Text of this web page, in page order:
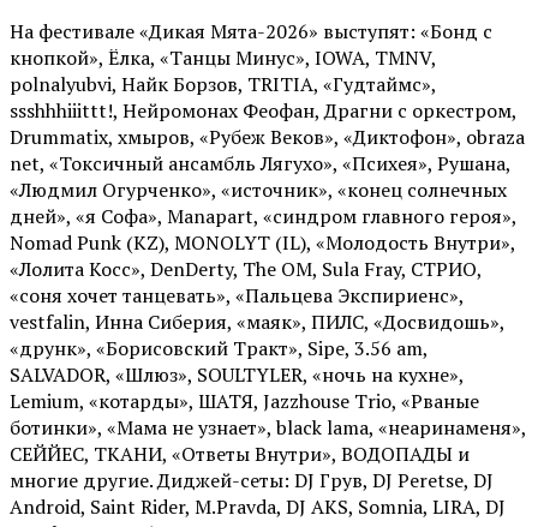
На фестивале «Дикая Мята-2026» выступят: «Бонд с
кнопкой», Ёлка, «Танцы Минус», IOWA, TMNV,
polnalyubvi, Найк Борзов, TRITIA, «Гудтаймс»,
ssshhhiiittt!, Нейромонах Феофан, Драгни с оркестром,
Drummatix, хмыров, «Рубеж Веков», «Диктофон», obraza
net, «Токсичный ансамбль Лягухо», «Психея», Рушана,
«Людмил Огурченко», «источник», «конец солнечных
дней», «я Софа», Manapart, «синдром главного героя»,
Nomad Punk (KZ), MONOLYT (IL), «Молодость Внутри»,
«Лолита Косс», DenDerty, The OM, Sula Fray, СТРИО,
«соня хочет танцевать», «Пальцева Экспириенс»,
vestfalin, Инна Сиберия, «маяк», ПИЛС, «Досвидошь»,
«друнк», «Борисовский Тракт», Sipe, 3.56 am,
SALVADOR, «Шлюз», SOULTYLER, «ночь на кухне»,
Lemium, «котарды», ШАТЯ, Jazzhouse Trio, «Рваные
ботинки», «Мама не узнает», black lama, «неаринаменя»,
СЕЙЙЕС, ТКАНИ, «Ответы Внутри», ВОДОПАДЫ и
многие другие. Диджей-сеты: DJ Грув, DJ Peretse, DJ
Android, Saint Rider, М.Pravda, DJ AKS, Somnia, LIRA, DJ